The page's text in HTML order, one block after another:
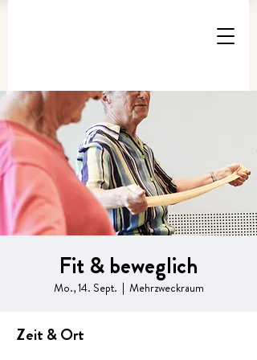
Fit & beweglich
Mo., 14. Sept.
  |
Mehrzweckraum
Zeit & Ort